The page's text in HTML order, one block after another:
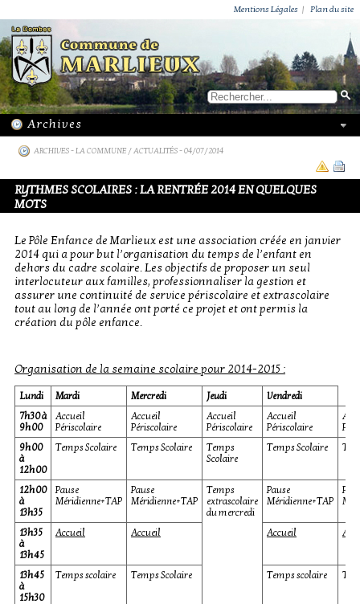
Mentions Légales | Plan du site
ARCHIVES-LA COMMUNE / ACTUALITÉS- 04/07/2014
RYTHMES SCOLAIRES : LA RENTRÉE 2014 EN QUELQUES
MOTS
Le Pôle Enfance de Marlieux est une association créée en janvier
2014 qui a pour but l’organisation du temps de l’enfant en
dehors du cadre scolaire. Les objectifs de proposer un seul
interlocuteur aux familles, professionnaliser la gestion et
assurer une continuité de service périscolaire et extrascolaire
tout au long de l’année ont porté ce projet et ont permis la
création du pôle enfance.
Organisation de la semaine scolaire pour 2014-2015 :
Lundi Mardi Mercredi Jeudi
Vendredi
7h30 à
9h00
Accueil
Périscolaire
Accueil
Périscolaire
Accueil
Périscolaire
Accueil
Périscolaire
9h00
à
12h00
Temps Scolaire Temps Scolaire
Temps
Scolaire
Temps Scolaire
12h00
à
13h35
Pause
Méridienne+TAP
Pause
Méridienne+TAP
Temps
extrascolaire
du mercredi
Pause
Méridienne+TAP
13h35
à
13h45
Accueil Accueil Accueil
13h45
à
15h30
Temps scolaire Temps Scolaire Temps scolaire